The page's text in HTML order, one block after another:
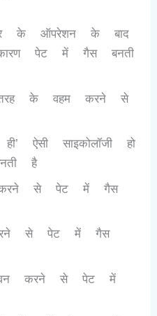
के ऑपरेशन के बाद
पेट में गैस बनती
के वहम करने से
ऐसी साइकोलॉजी हो
है
करने से पेट में गैस
से पेट में गैस
करने से पेट में